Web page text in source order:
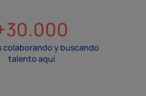
colaborando y buscando
talento aquí